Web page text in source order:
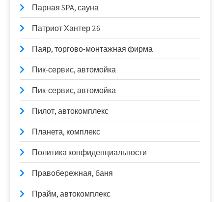
Парная SPA, сауна
Патриот Хантер 26
Паяр, торгово-монтажная фирма
Пик-сервис, автомойка
Пик-сервис, автомойка
Пилот, автокомплекс
Планета, комплекс
Политика конфиденциальности
Правобережная, баня
Прайм, автокомплекс